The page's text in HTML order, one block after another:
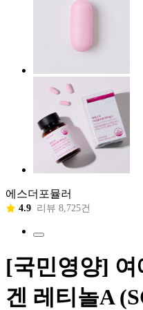
에스더포뮬러
4.9 리뷰 8,725건
[국민영양]
겐 레티놀A